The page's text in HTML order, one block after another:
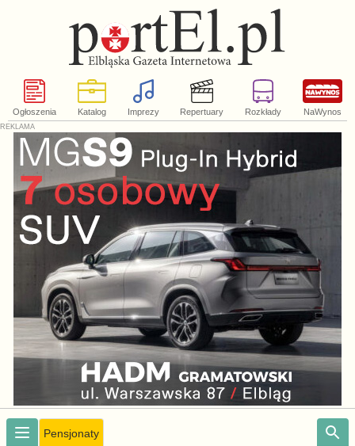
Ogłoszenia Katalog Imprezy Repertuary Rozkłady NaWynos
Pensjonaty